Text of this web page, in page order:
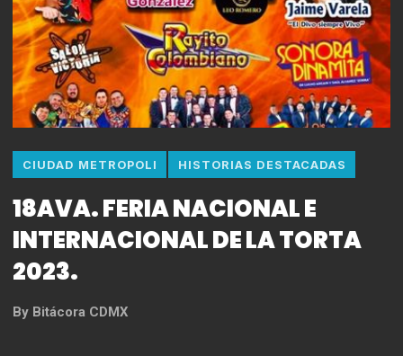
CIUDAD METROPOLI HISTORIAS DESTACADAS
18AVA. FERIA NACIONAL E
INTERNACIONAL DE LA TORTA
2023.
By Bitácora CDMX